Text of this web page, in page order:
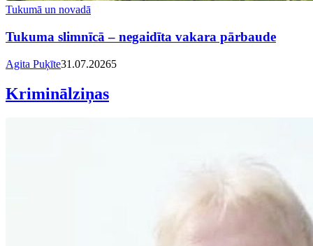
Tukumā un novadā
Tukuma slimnīcā – negaidīta vakara pārbaude
Agita Puķīte31.07.20265
Kriminālziņas